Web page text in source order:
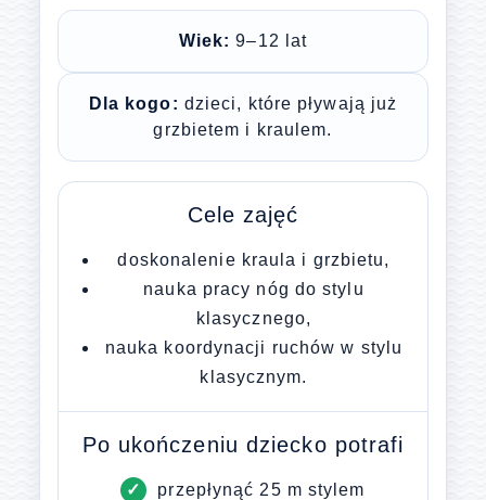
Wiek: 9–12 lat
Dla kogo: dzieci, które pływają już
grzbietem i kraulem.
Cele zajęć
doskonalenie kraula i grzbietu,
nauka pracy nóg do stylu
klasycznego,
nauka koordynacji ruchów w stylu
klasycznym.
Po ukończeniu dziecko potrafi
przepłynąć 25 m stylem